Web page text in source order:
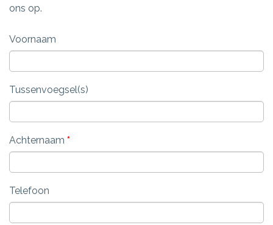
ons op.
Voornaam
Tussenvoegsel(s)
Achternaam *
Telefoon